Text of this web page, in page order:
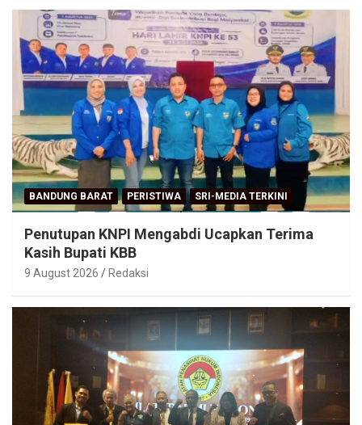
BANDUNG BARAT PERISTIWA SRI-MEDIA TERKINI
Penutupan KNPI Mengabdi Ucapkan Terima
Kasih Bupati KBB
9 August 2026 Redaksi